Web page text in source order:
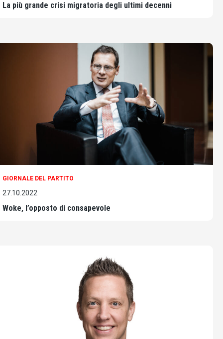
La più grande crisi migratoria degli ultimi decenni
GIORNALE DEL PARTITO
27.10.2022
Woke, l’opposto di consapevole